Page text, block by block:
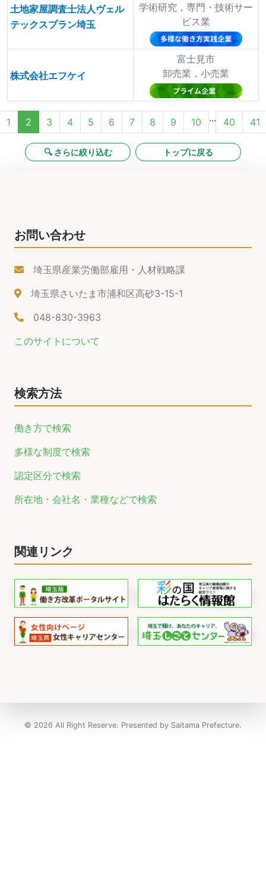
土地家屋調査士法人ヴェル
テックスプラン埼玉
学術研究，専門・技術サー
ビス業
株式会社エフケイ
富士見市
卸売業，小売業
1 2 3 4 5 6 7 8 9 10 ... 40 41
🔍 さらに絞り込む トップに戻る
お問い合わせ
埼玉県産業労働部雇用・人材戦略課
埼玉県さいたま市浦和区高砂3-15-1
048-830-3963
このサイトについて
検索方法
働き方で検索
多様な制度で検索
認定区分で検索
所在地・会社名・業種などで検索
関連リンク
© 2026 All Right Reserve. Presented by Saitama Prefecture.